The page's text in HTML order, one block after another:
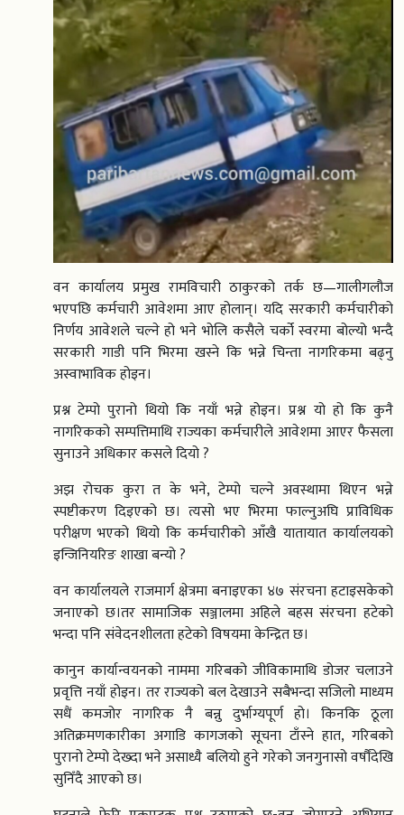
वन कार्यालय प्रमुख रामविचारी ठाकुरको तर्क छ—गालीगलौज
भएपछि कर्मचारी आवेशमा आए होलान्। यदि सरकारी कर्मचारीको
निर्णय आवेशले चल्ने हो भने भोलि कसैले चर्को स्वरमा बोल्यो भन्दै
सरकारी गाडी पनि भिरमा खस्ने कि भन्ने चिन्ता नागरिकमा बढ्नु
अस्वाभाविक होइन।
प्रश्न टेम्पो पुरानो थियो कि नयाँ भन्ने होइन। प्रश्न यो हो कि कुनै
नागरिकको सम्पत्तिमाथि राज्यका कर्मचारीले आवेशमा आएर फैसला
सुनाउने अधिकार कसले दियो ?
अझ रोचक कुरा त के भने, टेम्पो चल्ने अवस्थामा थिएन भन्ने
स्पष्टीकरण दिइएको छ। त्यसो भए भिरमा फाल्नुअघि प्राविधिक
परीक्षण भएको थियो कि कर्मचारीको आँखै यातायात कार्यालयको
इन्जिनियरिङ शाखा बन्यो ?
वन कार्यालयले राजमार्ग क्षेत्रमा बनाइएका ४७ संरचना हटाइसकेको
जनाएको छ।तर सामाजिक सञ्जालमा अहिले बहस संरचना हटेको
भन्दा पनि संवेदनशीलता हटेको विषयमा केन्द्रित छ।
कानुन कार्यान्वयनको नाममा गरिबको जीविकामाथि डोजर चलाउने
प्रवृत्ति नयाँ होइन। तर राज्यको बल देखाउने सबैभन्दा सजिलो माध्यम
सधैं कमजोर नागरिक नै बन्नु दुर्भाग्यपूर्ण हो। किनकि ठूला
अतिक्रमणकारीका अगाडि कागजको सूचना टाँस्ने हात, गरिबको
पुरानो टेम्पो देख्दा भने असाध्यै बलियो हुने गरेको जनगुनासो वर्षौंदेखि
सुनिँदै आएको छ।